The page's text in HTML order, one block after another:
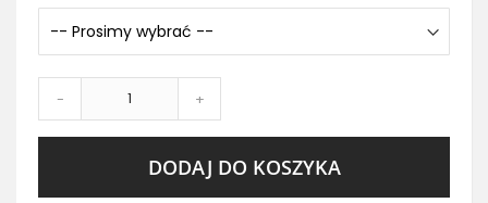
- +
DODAJ DO KOSZYKA